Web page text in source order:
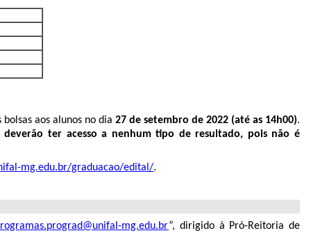
aos alunos no dia 27 de setembro de 2022 (até as 14h00).
ter acesso a nenhum tipo de resultado, pois não é
mg.edu.br/graduacao/edital/.
mg.edu.br”, dirigido à Pró-Reitoria de